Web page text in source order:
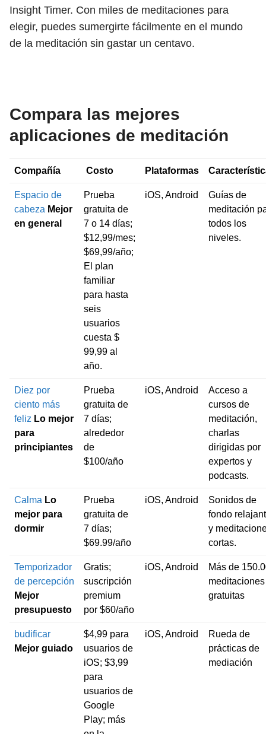
Insight Timer. Con miles de meditaciones para
elegir, puedes sumergirte fácilmente en el mundo
de la meditación sin gastar un centavo.
Compara las mejores
aplicaciones de meditación
Compañía Costo Plataformas
Espacio de
cabeza Mejor
en general
Prueba
gratuita de
7 o 14 días;
$12,99/mes;
$69,99/año;
El plan
familiar
para hasta
seis
usuarios
cuesta $
99,99 al
año.
iOS, Android
Guías de
meditación
todos los
niveles.
Diez por
ciento más
feliz Lo mejor
para
principiantes
Prueba
gratuita de
7 días;
alrededor
de
$100/año
iOS, Android
Acceso a
cursos de
meditación,
charlas
dirigidas por
expertos y
podcasts.
Calma Lo
mejor para
dormir
Prueba
gratuita de
7 días;
$69.99/año
iOS, Android
Sonidos de
fondo
y
cortas.
Temporizador
de percepción
Mejor
presupuesto
Gratis;
suscripción
premium
por $60/año
iOS, Android
Más de
meditaciones
gratuitas
budificar
Mejor guiado
$4,99 para
usuarios de
iOS; $3,99
para
usuarios de
Google
Play; más
iOS, Android
Rueda de
prácticas de
mediación